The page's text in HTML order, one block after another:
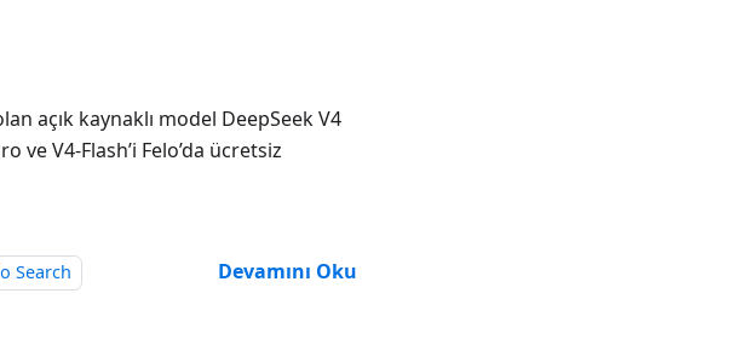
açık kaynaklı model DeepSeek V4
ve V4-Flash’i Felo’da ücretsiz
Search
Devamını Oku